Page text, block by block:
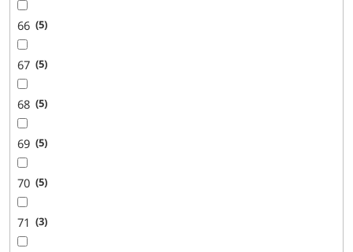
66 5
67 5
68 5
69 5
70 5
71 3